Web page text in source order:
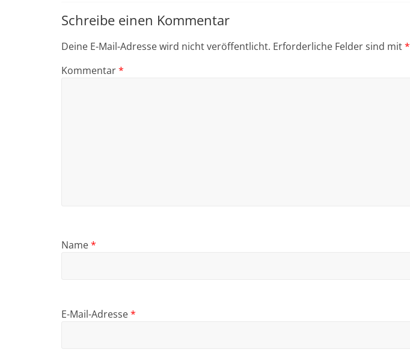
Schreibe einen Kommentar
Deine E-Mail-Adresse wird nicht veröffentlicht. Erforderliche Felder sind mit*
Kommentar*
Name*
E-Mail-Adresse*